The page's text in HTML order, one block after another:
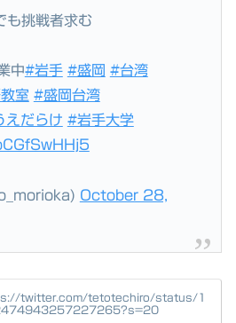
も挑戦者求む
中#岩手 #盛岡 #台湾
室 #盛岡台湾
えだらけ #岩手大学
October 28,
twitter.com/tetotechiro/status/1